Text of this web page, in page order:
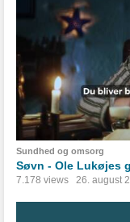
Sundhed og omsorg
Søvn - Ole Lukøjes
7.178 views 26. august